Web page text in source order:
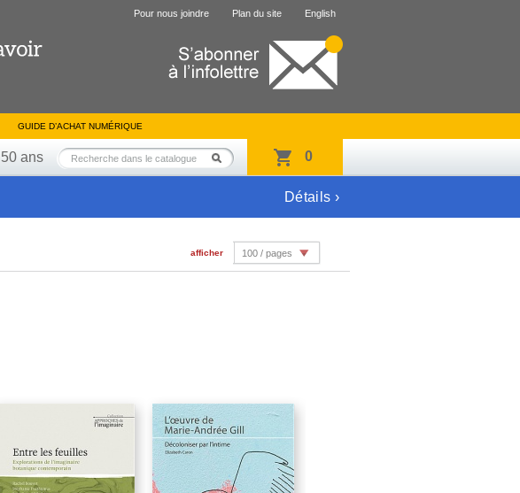
Pour nous joindre Plan du site English
GUIDE D’ACHAT NUMÉRIQUE
50 ans 0
Détails ›
afficher 100 / pages